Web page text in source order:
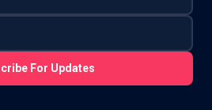
For Updates